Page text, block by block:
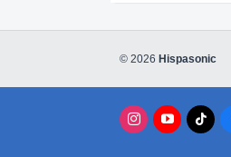
© 2026 Hispasonic